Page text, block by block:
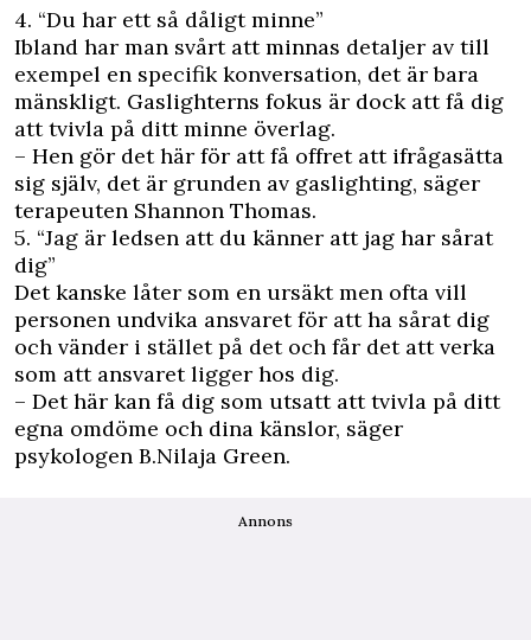
4. “Du har ett så dåligt minne”
Ibland har man svårt att minnas detaljer av till
exempel en specifik konversation, det är bara
mänskligt. Gaslighterns fokus är dock att få dig
att tvivla på ditt minne överlag.
– Hen gör det här för att få offret att ifrågasätta
sig själv, det är grunden av gaslighting, säger
terapeuten Shannon Thomas.
5. “Jag är ledsen att du känner att jag har sårat
dig”
Det kanske låter som en ursäkt men ofta vill
personen undvika ansvaret för att ha sårat dig
och vänder i stället på det och får det att verka
som att ansvaret ligger hos dig.
– Det här kan få dig som utsatt att tvivla på ditt
egna omdöme och dina känslor, säger
psykologen B.Nilaja Green.
Annons